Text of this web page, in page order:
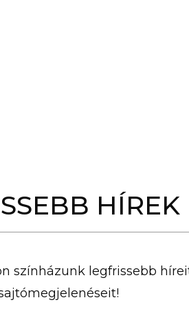
HÍREK
színházunk legfrissebb